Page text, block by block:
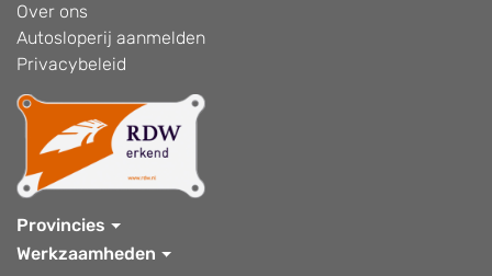
Over ons
Autosloperij aanmelden
Privacybeleid
Provincies
Werkzaamheden